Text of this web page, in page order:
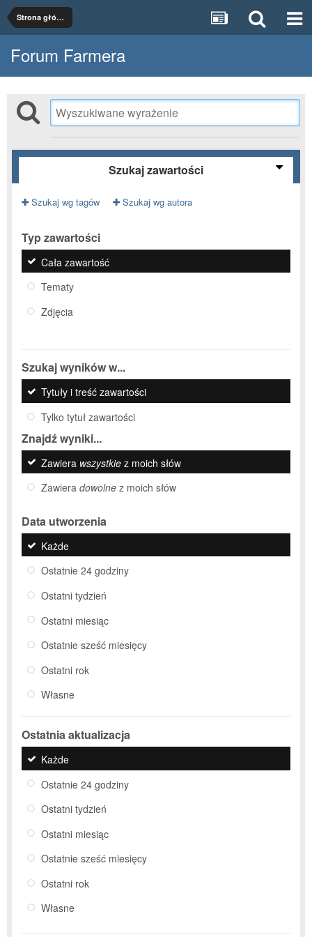
Strona główna
Forum Farmera
Szukaj zawartości
Szukaj wg tagów Szukaj wg autora
Typ zawartości
Cała zawartość
Tematy
Zdjęcia
Szukaj wyników w...
Tytuły i treść zawartości
Tylko tytuł zawartości
Znajdź wyniki...
Zawiera wszystkie z moich słów
Zawiera dowolne z moich słów
Data utworzenia
Każde
Ostatnie 24 godziny
Ostatni tydzień
Ostatni miesiąc
Ostatnie sześć miesięcy
Ostatni rok
Własne
Ostatnia aktualizacja
Każde
Ostatnie 24 godziny
Ostatni tydzień
Ostatni miesiąc
Ostatnie sześć miesięcy
Ostatni rok
Własne